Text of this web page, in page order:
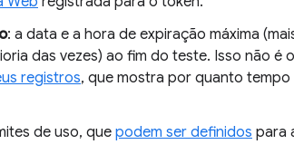
: a data e a hora de expiração máxima
das vezes) ao fim do teste. Isso não é
registros, que mostra por quanto
de uso, que podem ser definidos para